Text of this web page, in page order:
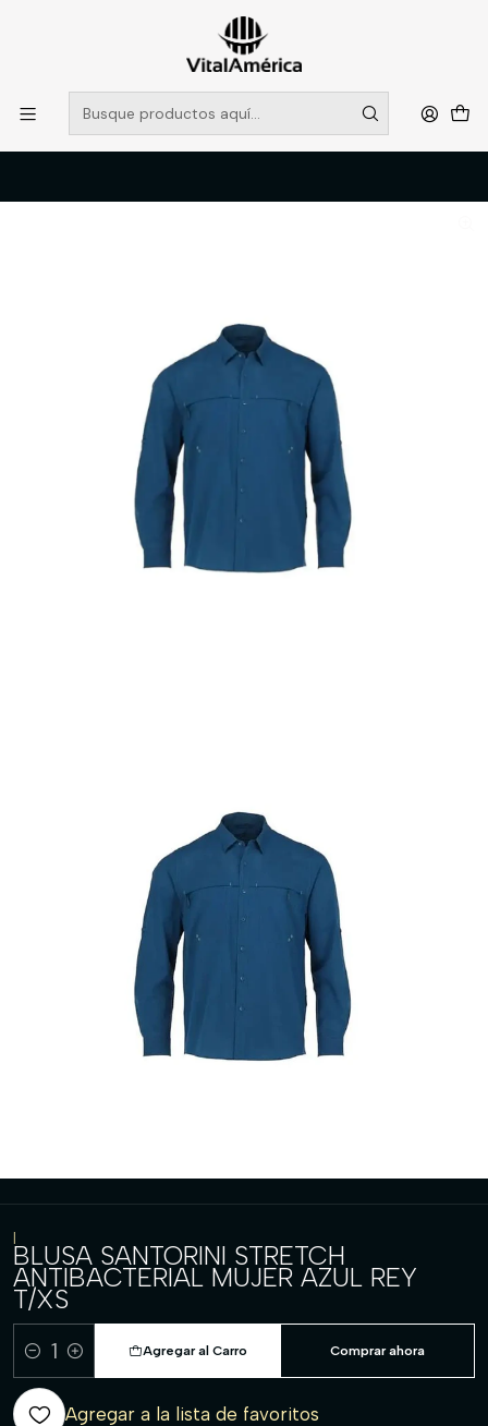
POR SISTEMA FRONTAL SOLO RETIROS EN TIENDA, DESDE
MUCHAS GRACIAS +569 5956 2237
Leer más
Catálogo
VESTIMENTA TECNICA Y CORPORATIVA
POLERAS Y CAMISAS
BLUSA SANTORINI STRETCH ANTIBACTERIAL MUJER AZUL REY T/XS
|
BLUSA SANTORINI STRETCH
ANTIBACTERIAL MUJER AZUL REY
T/XS
Cantidad
Agregar al Carro Comprar ahora
Agregar a la lista de favoritos